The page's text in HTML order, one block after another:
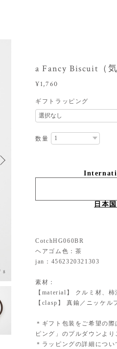
8
a Fancy Biscuit（
¥1,760
ギフトラッピング
数量
日本
CotchHG060BR
ヘアゴム色：茶
jan：4562320321303
素材：
【material】 クルミ材、
【clasp】 真鍮／ニッケル
＊ギフト包装をご希望の
ピング」のプルダウンより
＊ラッピングの詳細につ